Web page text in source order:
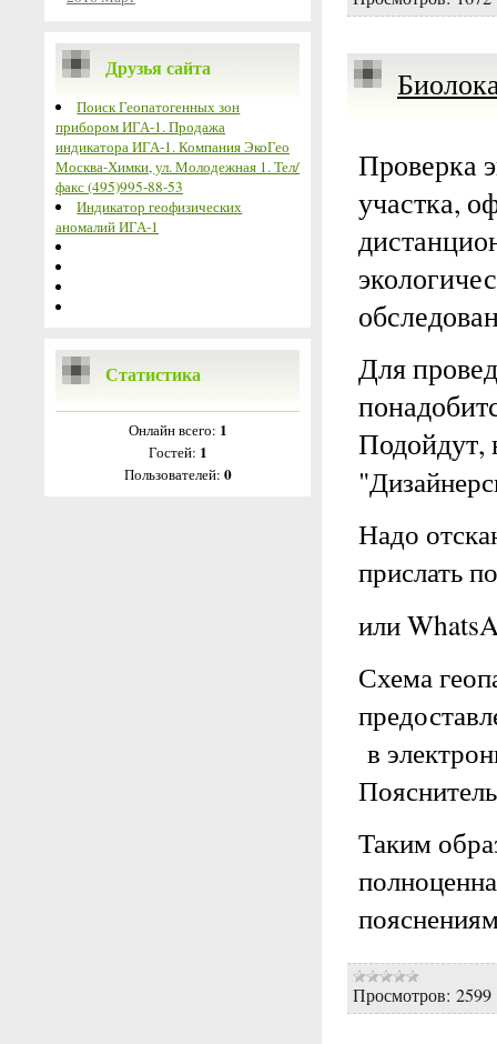
Друзья сайта
Поиск Геопатогенных зон
прибором ИГА-1. Продажа
индикатора ИГА-1. Компания ЭкоГео
Москва-Химки, ул. Молодежная 1. Тел/
факс (495)995-88-53
Индикатор геофизических
аномалий ИГА-1
Статистика
Онлайн всего: 1
Гостей: 1
Пользователей: 0
Проверка
участка,
Для
Надо
прислать
или
Схема
в
Таким
Просмотров: 2599